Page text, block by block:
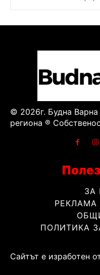
© 2026г. Будна
региона ®
ЗА
РЕКЛАМА
ПОЛИТИКА
Сайтът е изработен